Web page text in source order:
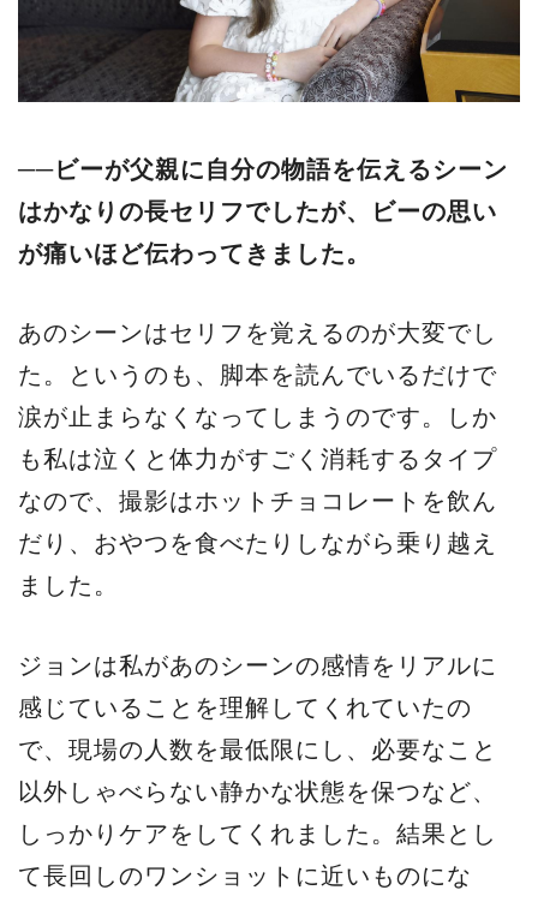
──ビーが父親に自分の物語を伝えるシーン
はかなりの長セリフでしたが、ビーの思い
が痛いほど伝わってきました。
あのシーンはセリフを覚えるのが大変でし
た。というのも、脚本を読んでいるだけで
涙が止まらなくなってしまうのです。しか
も私は泣くと体力がすごく消耗するタイプ
なので、撮影はホットチョコレートを飲ん
だり、おやつを食べたりしながら乗り越え
ました。
ジョンは私があのシーンの感情をリアルに
感じていることを理解してくれていたの
で、現場の人数を最低限にし、必要なこと
以外しゃべらない静かな状態を保つなど、
しっかりケアをしてくれました。結果とし
て長回しのワンショットに近いものにな